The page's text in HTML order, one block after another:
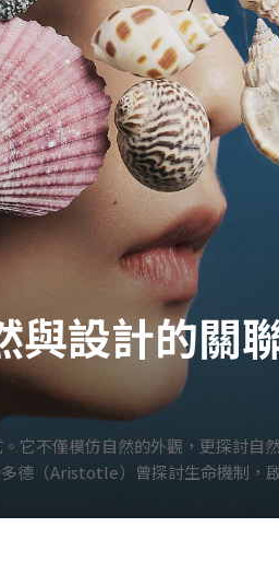
與設計的關
它不僅模仿自然的外觀，更探討自
德（Aristotle）曾探討生命機制，
的焦點